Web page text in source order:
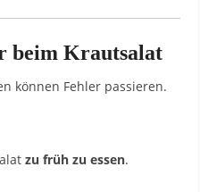
beimKrautsalat
können Fehler passieren.
zufrühzuessen.